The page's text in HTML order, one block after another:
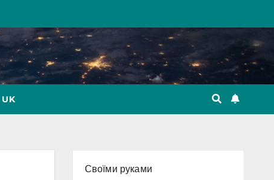
UK
Cвоїми руками